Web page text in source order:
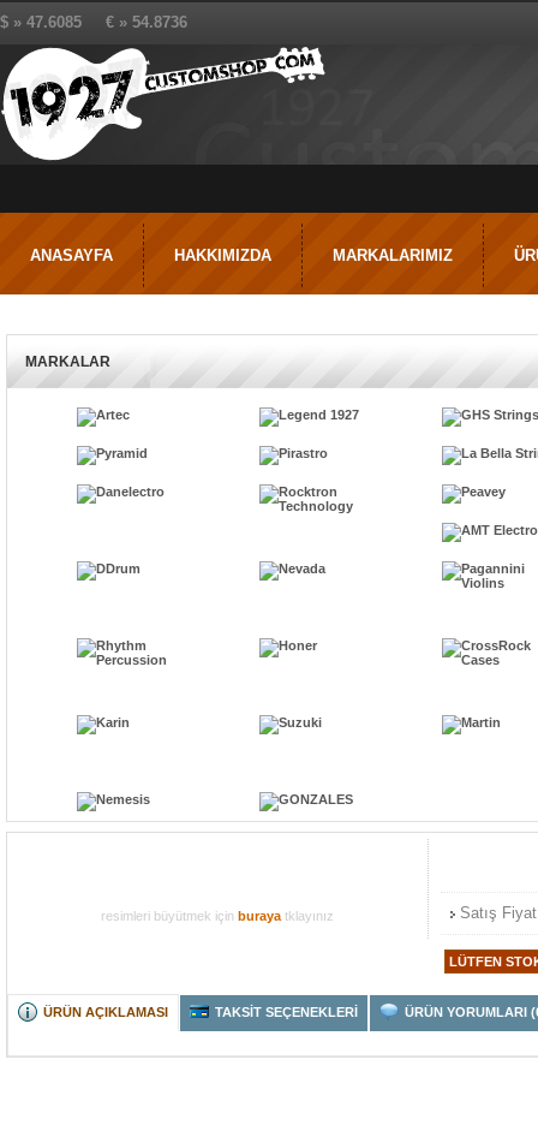
$ » 47.6085 € » 54.8736
ANASAYFA HAKKIMIZDA MARKALARIMIZ
MARKALAR
resimleri büyütmek için buraya tklayınız Satış
ÜRÜN AÇIKLAMASI TAKSİT SEÇENEKLERİ ÜRÜN YORUMLARI